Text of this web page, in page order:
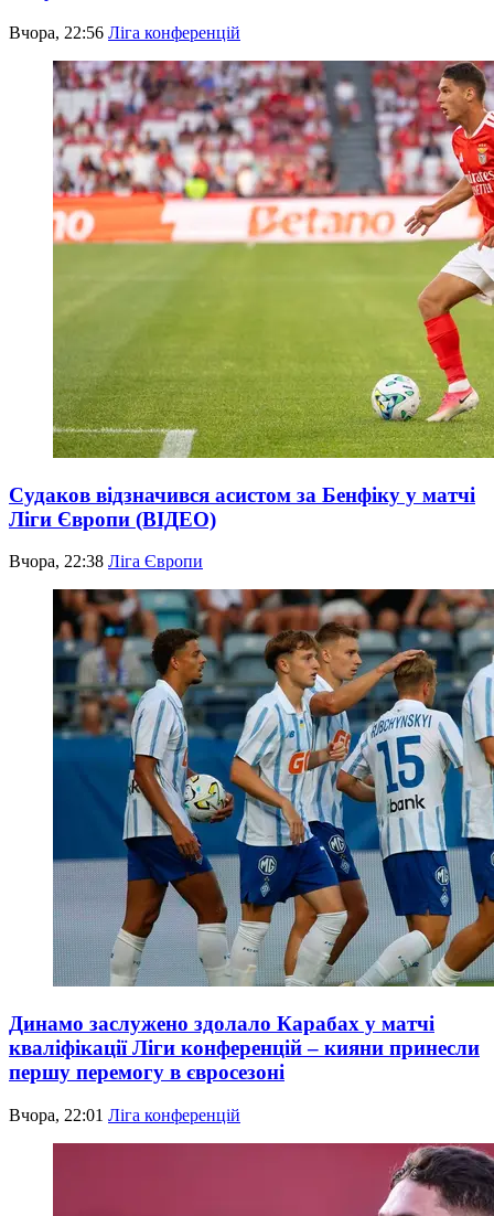
Вчора, 22:56 Ліга конференцій
Судаков відзначився асистом за Бенфіку у матчі
Ліги Європи (ВІДЕО)
Вчора, 22:38 Ліга Європи
Динамо заслужено здолало Карабах у матчі
кваліфікації Ліги конференцій – кияни принесли
першу перемогу в євросезоні
Вчора, 22:01 Ліга конференцій